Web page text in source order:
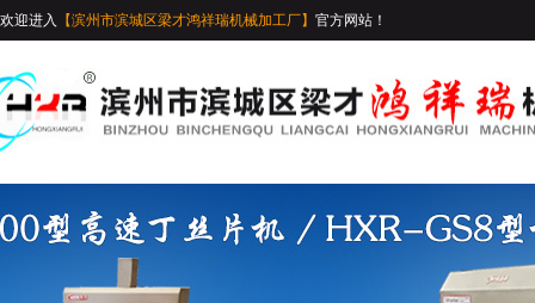
欢迎进入 【滨州市滨城区梁才鸿祥瑞机械加工厂】 官方网站！